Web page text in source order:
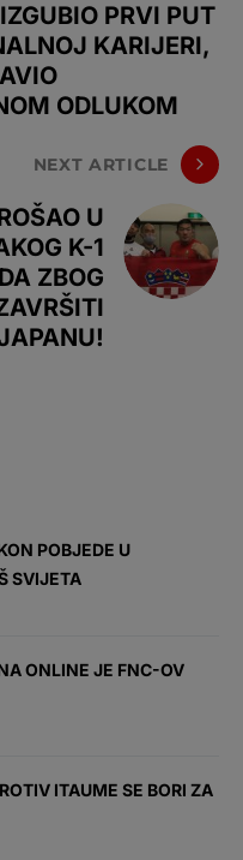
PRVI PUT
KARIJERI,
ODLUKOM
NEXT ARTICLE
U
K-1
ZBOG
POBJEDE U
SVIJETA
ONLINE JE FNC-OV
ITAUME SE BORI ZA